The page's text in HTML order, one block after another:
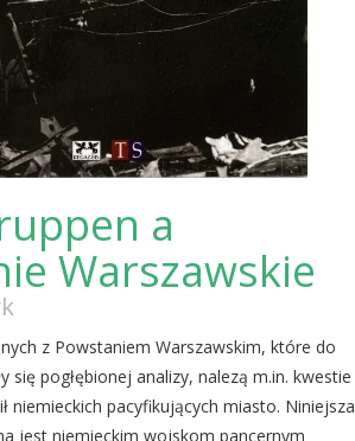
a
Warszawskie
z Powstaniem Warszawskim, które do
się pogłębionej analizy, nalezą m.in. kwestie
niemieckich pacyfikujących miasto. Niniejsza
jest niemieckim wojskom pancernym